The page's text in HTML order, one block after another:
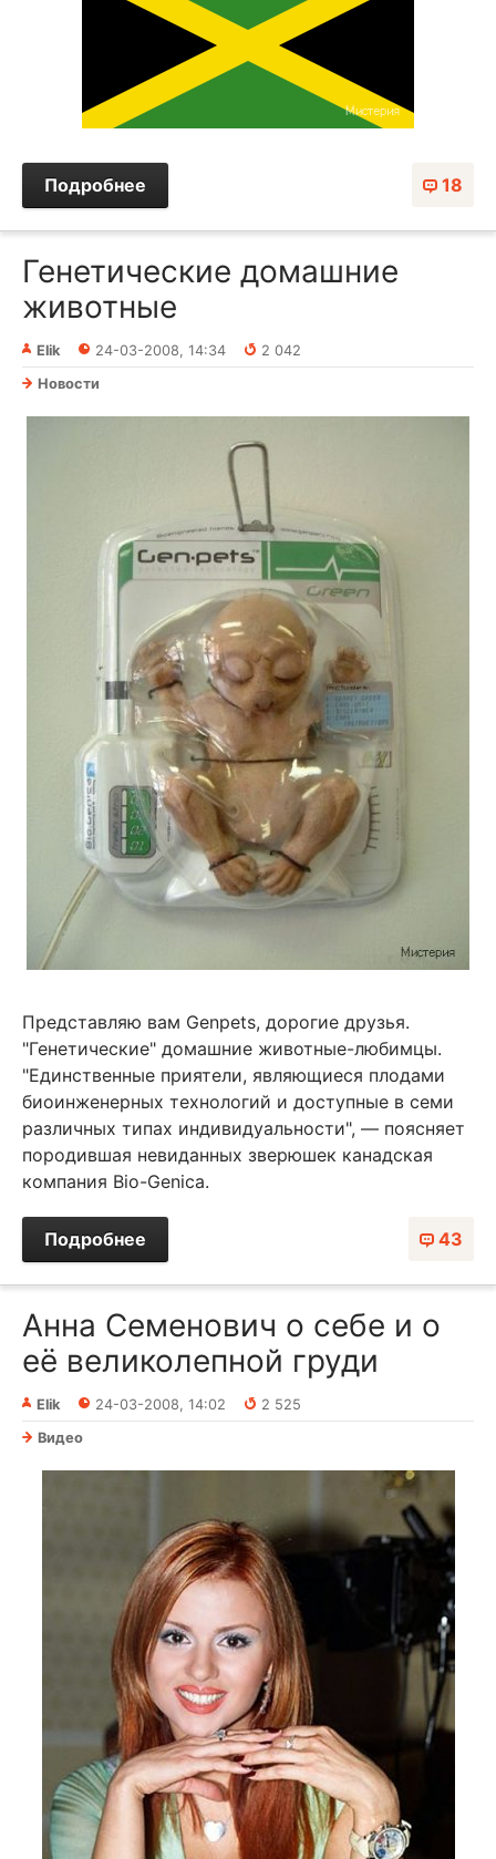
18
Подробнее
Генетические домашние
животные
Elik 24-03-2008, 14:34
2 042
Новости
Представляю вам Genpets, дорогие друзья.
"Генетические" домашние животные-любимцы.
"Единственные приятели, являющиеся плодами
биоинженерных технологий и доступные в семи
различных типах индивидуальности", — поясняет
породившая невиданных зверюшек канадская
компания Bio-Genica.
43
Подробнее
Анна Семенович о себе и о
её великолепной груди
Elik 24-03-2008, 14:02
2 525
Видео